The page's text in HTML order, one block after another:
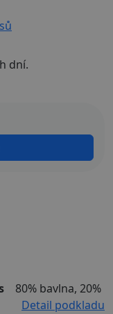
dní.
80% bavlna, 20%
Detail podkladu